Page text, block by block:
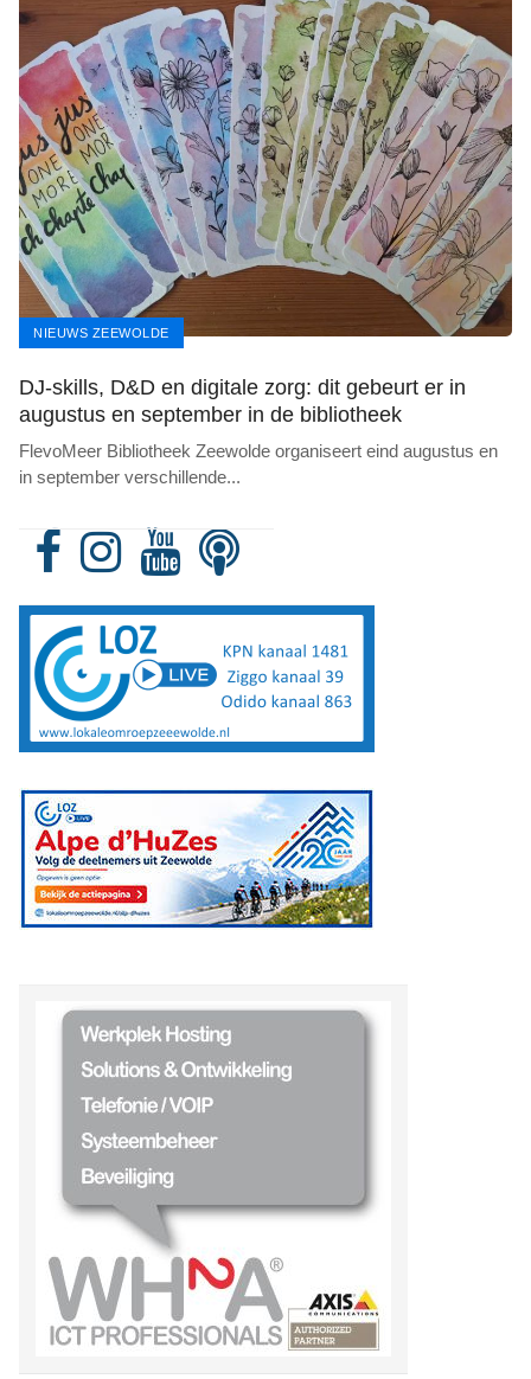
NIEUWS ZEEWOLDE
DJ-skills, D&D en digitale zorg: dit gebeurt er in
augustus en september in de bibliotheek
FlevoMeer Bibliotheek Zeewolde organiseert eind augustus en
in september verschillende...